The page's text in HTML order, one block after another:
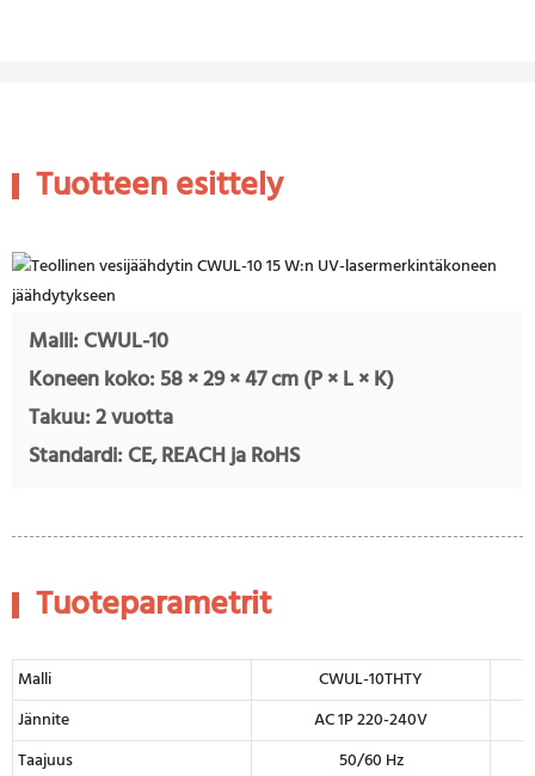
Tuotteen esittely
Malli: CWUL-10
Koneen koko: 58 × 29 × 47 cm (P × L × K)
Takuu: 2 vuotta
Standardi: CE, REACH ja RoHS
Tuoteparametrit
Malli
CWUL-10THTY
Jännite
AC 1P 220-240V
Taajuus
50/60 Hz